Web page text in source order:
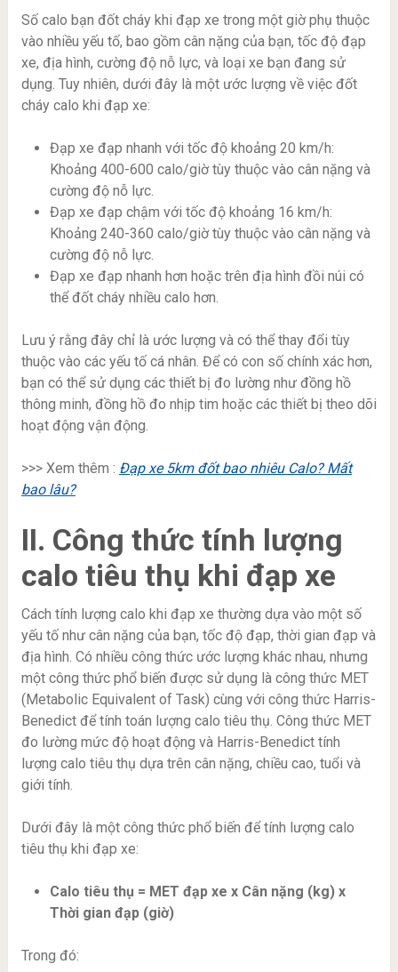
Số calo bạn đốt cháy khi đạp xe trong một giờ phụ thuộc
vào nhiều yếu tố, bao gồm cân nặng của bạn, tốc độ đạp
xe, địa hình, cường độ nỗ lực, và loại xe bạn đang sử
dụng. Tuy nhiên, dưới đây là một ước lượng về việc đốt
cháy calo khi đạp xe:
Đạp xe đạp nhanh với tốc độ khoảng 20 km/h:
Khoảng 400-600 calo/giờ tùy thuộc vào cân nặng và
cường độ nỗ lực.
Đạp xe đạp chậm với tốc độ khoảng 16 km/h:
Khoảng 240-360 calo/giờ tùy thuộc vào cân nặng và
cường độ nỗ lực.
Đạp xe đạp nhanh hơn hoặc trên địa hình đồi núi có
thể đốt cháy nhiều calo hơn.
Lưu ý rằng đây chỉ là ước lượng và có thể thay đổi tùy
thuộc vào các yếu tố cá nhân. Để có con số chính xác hơn,
bạn có thể sử dụng các thiết bị đo lường như đồng hồ
thông minh, đồng hồ đo nhịp tim hoặc các thiết bị theo dõi
hoạt động vận động.
>>> Xem thêm : Đạp xe 5km đốt bao nhiêu Calo? Mất
bao lâu?
II. Công thức tính lượng
calo tiêu thụ khi đạp xe
Cách tính lượng calo khi đạp xe thường dựa vào một số
yếu tố như cân nặng của bạn, tốc độ đạp, thời gian đạp và
địa hình. Có nhiều công thức ước lượng khác nhau, nhưng
một công thức phổ biến được sử dụng là công thức MET
(Metabolic Equivalent of Task) cùng với công thức Harris-
Benedict để tính toán lượng calo tiêu thụ. Công thức MET
đo lường mức độ hoạt động và Harris-Benedict tính
lượng calo tiêu thụ dựa trên cân nặng, chiều cao, tuổi và
giới tính.
Dưới đây là một công thức phổ biến để tính lượng calo
tiêu thụ khi đạp xe:
Calo tiêu thụ = MET đạp xe x Cân nặng (kg) x
Thời gian đạp (giờ)
Trong đó: